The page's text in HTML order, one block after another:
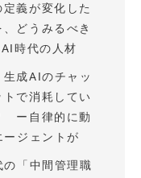
定義が変化した
、どうみるべき
時代の人材
生成AIのチャッ
トで消耗してい
ー自律的に動
ージェントが
の「中間管理職